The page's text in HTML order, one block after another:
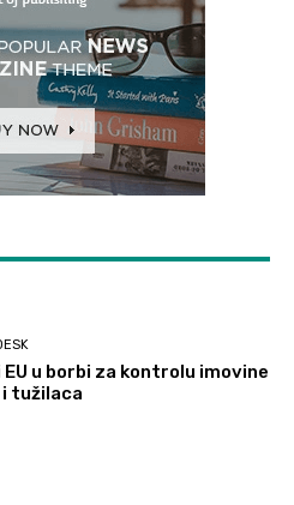
EU u borbi za kontrolu imovine
tužilaca